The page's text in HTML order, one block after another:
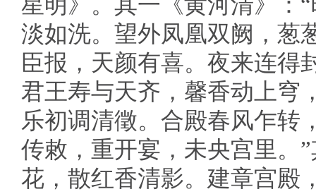
淡如洗。望外凤凰双阙，葱
臣报，天颜有喜。夜来连得
君王寿与天齐，馨香动上穹
乐初调清徵。合殿春风乍转
传敕，重开宴，未央宫里。
花，散红香清影。建章宫殿